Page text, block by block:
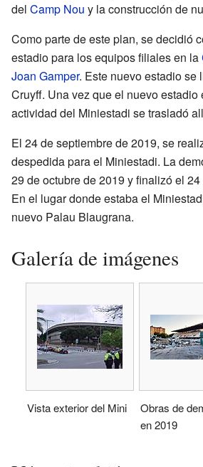
del Camp Nou y la construcción de
Como parte de este plan, se decidió
estadio para los equipos filiales en la
Joan Gamper. Este nuevo estadio se
Cruyff. Una vez que el nuevo estadio
actividad del Miniestadi se trasladó
El 24 de septiembre de 2019, se
despedida para el Miniestadi. La
29 de octubre de 2019 y finalizó el
En el lugar donde estaba el
nuevo Palau Blaugrana.
Galería de imágenes
Vista exterior del Mini
Obras de
en 2019